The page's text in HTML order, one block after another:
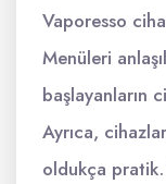
Vaporesso
Menüleri
başlayanların
Ayrıca,
oldukça pratik.